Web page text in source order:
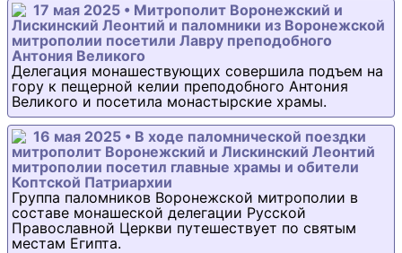
17 мая 2025 • Митрополит Воронежский и
Лискинский Леонтий и паломники из Воронежской
митрополии посетили Лавру преподобного
Антония Великого
Делегация монашествующих совершила подъем на
гору к пещерной келии преподобного Антония
Великого и посетила монастырские храмы.
16 мая 2025 • В ходе паломнической поездки
митрополит Воронежский и Лискинский Леонтий
митрополии посетил главные храмы и обители
Коптской Патриархии
Группа паломников Воронежской митрополии в
составе монашеской делегации Русской
Православной Церкви путешествует по святым
местам Египта.